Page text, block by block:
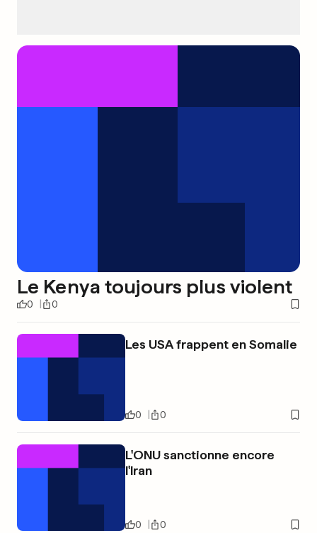
Le Kenya toujours plus violent
0 0
Les USA frappent en Somalie
0 0
L'ONU sanctionne encore
l'Iran
0 0